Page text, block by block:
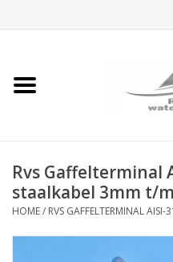
Home
Rvs Dekbeslag
Rvs Accessoires
Rvs Gaffelterminal
staalkabel 3mm t/
HOME/ RVS GAFFELTERMINAL